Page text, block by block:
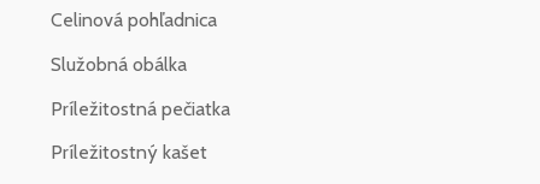
Celinová pohľadnica
Služobná obálka
Príležitostná pečiatka
Príležitostný kašet